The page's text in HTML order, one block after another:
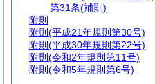
第31条(補則)
附則
附則 (平成21年規則第30号)
附則 (平成30年規則第22号)
附則 (令和2年規則第11号)
附則 (令和5年規則第6号)